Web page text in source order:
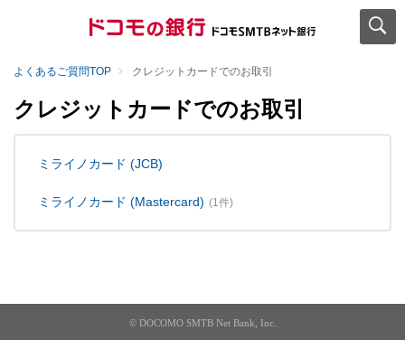
よくあるご質問TOP クレジットカードでのお取引
クレジットカードでのお取引
ミライノカード (JCB)
ミライノカード (Mastercard) (1件)
© DOCOMO SMTB Net Bank, Inc.